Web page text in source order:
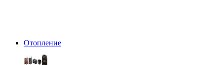
Отопление